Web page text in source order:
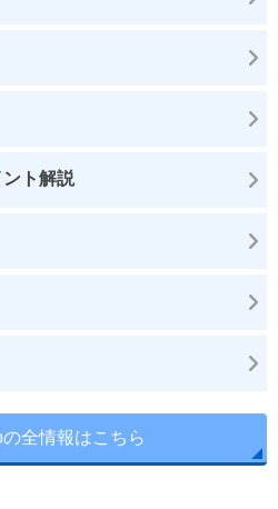
ト解説
全情報はこちら